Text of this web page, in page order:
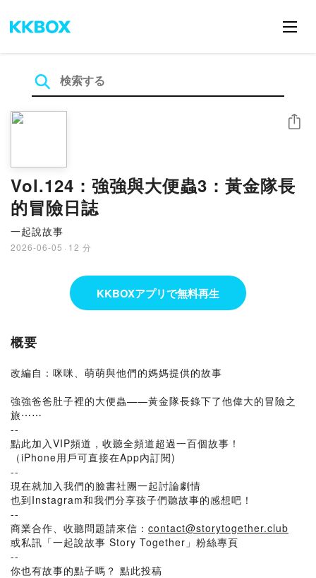
Vol.124：強強與大便蟲3：黃金隊長
的冒險日誌
一起說故事
2026-06-05 · 12 分
シェア
KKBOXアプリで無料再生
概要
改編自：咪咪、萌萌與他們的媽媽提供的故事
強強爸爸肚子裡的大便蟲——黃金隊長錄下了他偉大的冒險之
旅⋯⋯
--
點此加入VIP頻道，收聽全頻道超過一百個故事！
（iPhone用戶可直接在App內訂閱)
--
現在就加入我們的臉書社團一起討論劇情
也到Instagram和我們分享孩子們聽故事的感想吧！
--
商業合作、收聽問題請來信： contact@storytogether.club
或私訊「一起說故事 Story Together」粉絲專頁
--
你也有故事的點子嗎？ 點此投稿